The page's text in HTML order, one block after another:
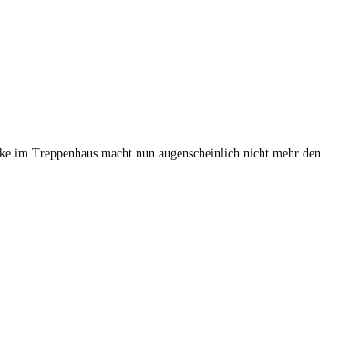
Treppenhaus macht nun augenscheinlich nicht mehr den